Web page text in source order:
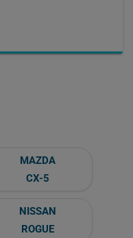
MAZDA
CX-5
NISSAN
ROGUE